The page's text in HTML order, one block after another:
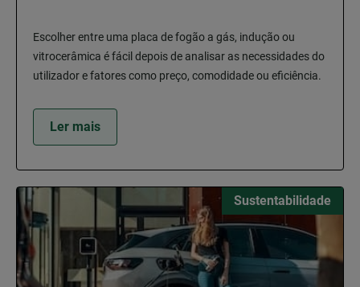
Escolher entre uma placa de fogão a gás, indução ou
vitrocerâmica é fácil depois de analisar as necessidades do
utilizador e fatores como preço, comodidade ou eficiência.
Ler mais
Sustentabilidade